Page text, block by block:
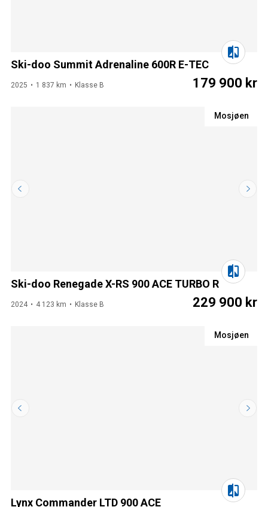
Ski-doo Summit Adrenaline 600R E-TEC
2025 1 837 km Klasse B 179 900 kr
Mosjøen
Ski-doo Renegade X-RS 900 ACE TURBO R
2024 4 123 km Klasse B 229 900 kr
Mosjøen
Lynx Commander LTD 900 ACE